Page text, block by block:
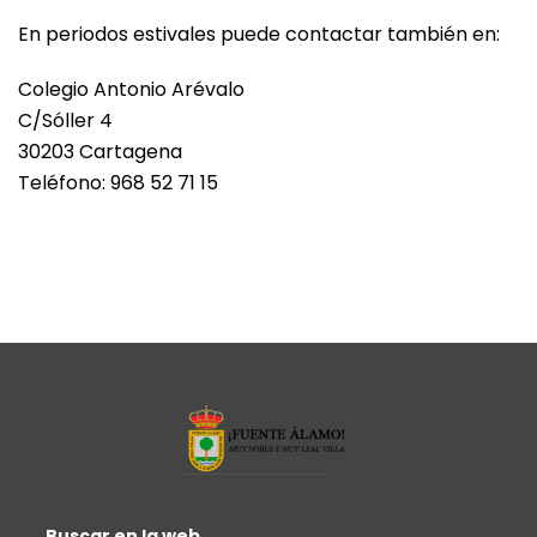
En periodos estivales puede contactar también en:
Colegio Antonio Arévalo
C/Sóller 4
30203 Cartagena
Teléfono: 968 52 71 15